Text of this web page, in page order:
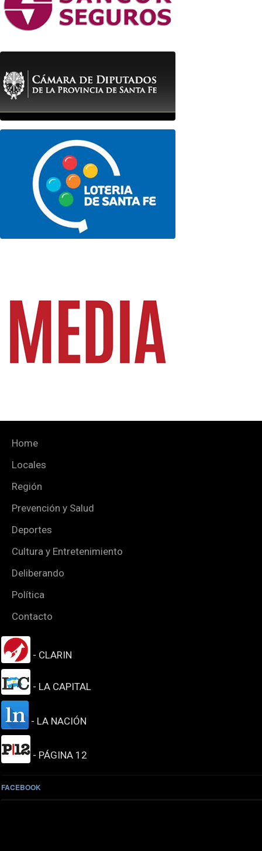
Home
Locales
Región
Prevención y Salud
Deportes
Cultura y Entretenimiento
Deliberando
Política
Contacto
- CLARIN
- LA CAPITAL
- LA NACIÓN
- PÁGINA 12
FACEBOOK